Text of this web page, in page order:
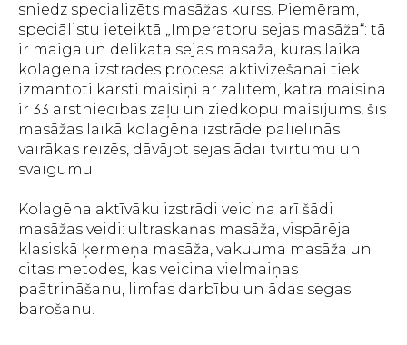
sniedz specializēts masāžas kurss. Piemēram,
speciālistu ieteiktā „Imperatoru sejas masāža“: tā
ir maiga un delikāta sejas masāža, kuras laikā
kolagēna izstrādes procesa aktivizēšanai tiek
izmantoti karsti maisiņi ar zālītēm, katrā maisiņā
ir 33 ārstniecības zāļu un ziedkopu maisījums, šīs
masāžas laikā kolagēna izstrāde palielinās
vairākas reizēs, dāvājot sejas ādai tvirtumu un
svaigumu.
Kolagēna aktīvāku izstrādi veicina arī šādi
masāžas veidi: ultraskaņas masāža, vispārēja
klasiskā ķermeņa masāža, vakuuma masāža un
citas metodes, kas veicina vielmaiņas
paātrināšanu, limfas darbību un ādas segas
barošanu.